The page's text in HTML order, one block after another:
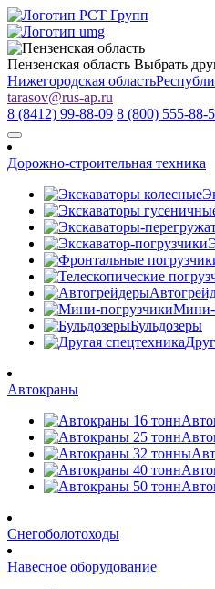
Пензенская область Выбрать
Нижегородская область
tarasov@rus-ap.ru
8 (8412) 99-88-09 8 (800) 555-88-
Дорожно-строительная техника
Мини-
Бульдозеры
Автокраны
Снегоболотоходы
Навесное оборудование